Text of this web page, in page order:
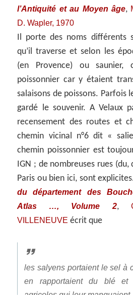
l’Antiquité et au Moyen âge,
D. Wapler, 1970
Il porte des noms différents
qu’il traverse et selon les
(en Provence) ou saunier,
poissonnier car y étaient
salaisons de poissons. Parfois
gardé le souvenir. A Velaux
recensement des routes et
chemin vicinal n°6 dit «
chemin poissonnier est
IGN ; de nombreuses rues (du,
Paris ou bien ici, sont
du département des
Atlas …, Volume 2,
VILLENEUVE écrit que
les salyens portaient le sel à
en rapportaient du blé et